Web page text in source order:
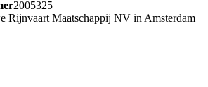
2005325
Rijnvaart Maatschappij NV in Amsterdam